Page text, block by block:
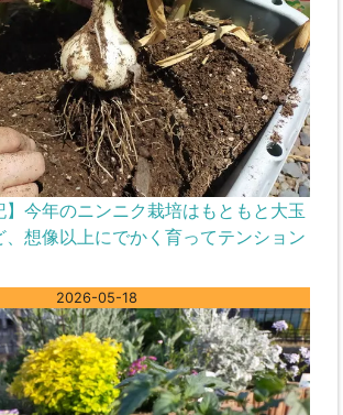
】今年のニンニク栽培はもともと大玉
想像以上にでかく育ってテンション
2026-05-18